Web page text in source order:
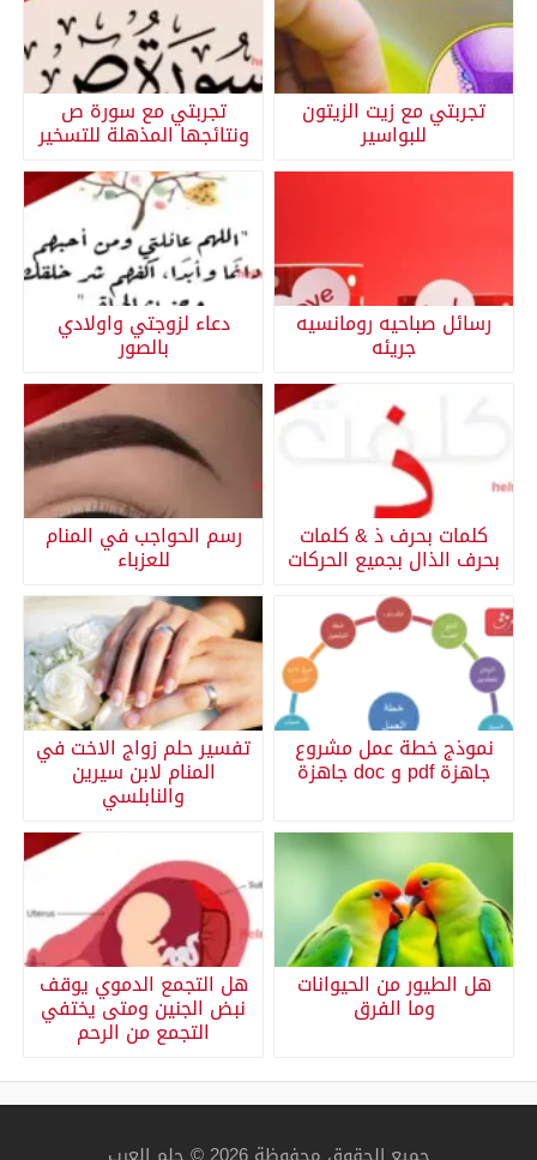
تجربتي مع زيت الزيتون
للبواسير
تجربتي مع سورة ص
ونتائجها المذهلة للتسخير
رسائل صباحيه رومانسيه
جريئه
دعاء لزوجتي واولادي
بالصور
كلمات بحرف ذ & كلمات
بحرف الذال بجميع الحركات
رسم الحواجب في المنام
للعزباء
نموذج خطة عمل مشروع
جاهزة pdf و doc جاهزة
تفسير حلم زواج الاخت في
المنام لابن سيرين
والنابلسي
هل الطيور من الحيوانات
وما الفرق
هل التجمع الدموي يوقف
نبض الجنين ومتى يختفي
التجمع من الرحم